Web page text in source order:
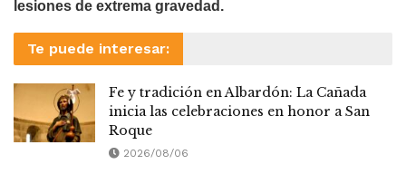
lesiones de extrema gravedad.
Te puede interesar:
Fe y tradición en Albardón: La Cañada
inicia las celebraciones en honor a San
Roque
2026/08/06